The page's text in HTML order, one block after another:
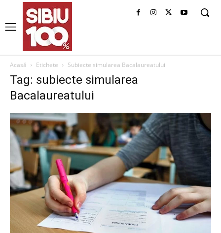
Acasă Etichete Subiecte simularea Bacalaureatului
Tag: subiecte simularea
Bacalaureatului